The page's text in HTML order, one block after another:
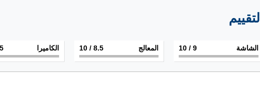
التقييم
الشاشة 9
/ 10 المعالج 8.5
/ 10 الكاميرا